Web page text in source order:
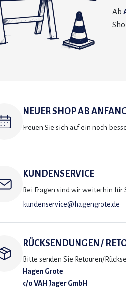
Ab
NEUER SHOP AB
Freuen Sie sich auf ein noch
KUNDENSERVICE
Bei Fragen sind wir weiterhin
kundenservice@hagengrote.de
RÜCKSENDUNGEN /
Bitte senden Sie Retouren/
Hagen Grote
c/o VAH Jager GmbH